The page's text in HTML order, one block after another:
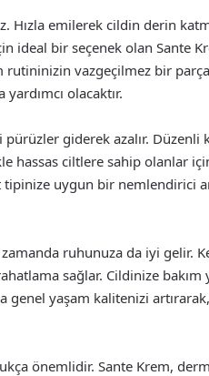
Hızla emilerek cildin derin
ideal bir seçenek olan Sante
rutininizin vazgeçilmez bir
olacaktır.
pürüzler giderek azalır. Düzenli
hassas ciltlere sahip olanlar
uygun bir nemlendirici
ruhunuza da iyi gelir.
sağlar. Cildinize bakım
genel yaşam kalitenizi
önemlidir. Sante Krem,